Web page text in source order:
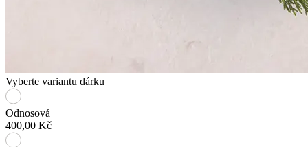
Vyberte variantu dárku
Odnosová
400,00 Kč